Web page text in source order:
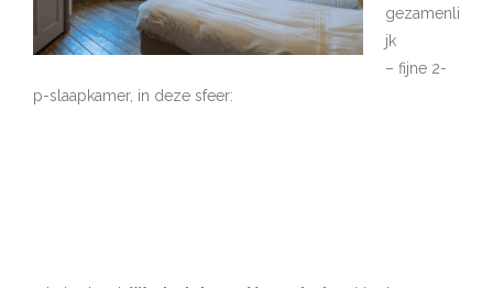
gezamenli
jk
– fijne 2-
p-slaapkamer, in deze sfeer: